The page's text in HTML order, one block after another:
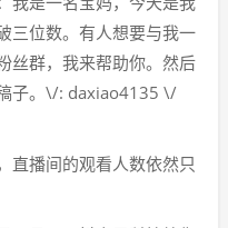
三位数。有人想要与我一
丝群，我来帮助你。然后
子。\/: daxiao4135 \/
直播间的观看人数依然只